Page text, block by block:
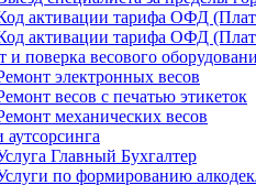
активации тарифа ОФД
активации тарифа ОФД
и поверка весового
электронных весов
весов с печатью этикеток
механических весов
аутсорсинга
Главный Бухгалтер
по формированию